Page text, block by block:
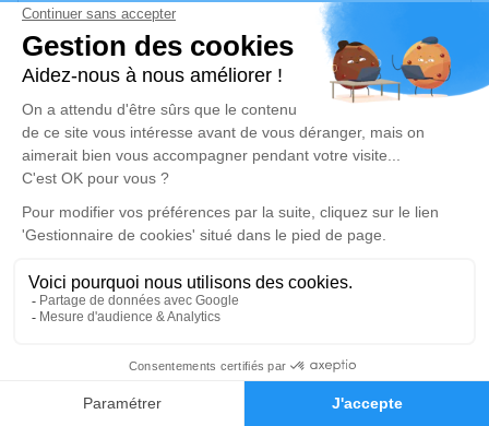
Faire-part Hommages
laisser vos condoléances, partager des photos
souvenirs, une anecdote ou exprimer vos
pensées à travers des poèmes ou des textes.
Cet endroit est un lieu d'expression dédié à
honorer la mémoire de Claude NADOT.
Un service de plantation d’arbre hommage est
Cérémonie civile
jeudi 12 mars 2026 à 15h30
Cimetière d'Ainay-le-Château
Rue du Pavé